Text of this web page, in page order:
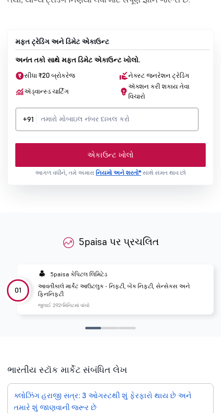
મફત ટ્રેડિંગ અને ડિમેટ એકાઉન્ટ
અનંત તકો સાથે મફત ડિમેટ એકાઉન્ટ ખોલો.
સીધા ₹20 બ્રોકરેજ
નેક્સ્ટ જનરેશન ટ્રેડિંગ
ઍડ્વાન્સ્ડ ચાર્ટિંગ
ઍક્શન કરી શકાય તેવા
વિચારો
+91
એકાઉન્ટ ખોલો
આગળ વધીને, તમે અમારા નિયમો અને શરતો*સાથે સંમત થાવ છો
5paisa પર પ્રચલિત
01
5paisa કેપિટલ લિમિટેડ
આવતીકાલે માર્કેટ આઉટલુક - નિફ્ટી, બેંક નિફ્ટી, સેન્સેક્સ અને
ફિનનિફ્ટી
જુલાઈ 292 મિનિટમાં વાંચો
ભારતીય સ્ટૉક માર્કેટ સંબંધિત લેખ
ક્લોઝિંગ હરાજી સત્ર: 3 ઓગસ્ટથી શું ફેરફારો થાય છે અને
તમારે શું જાણવાની જરૂર છે